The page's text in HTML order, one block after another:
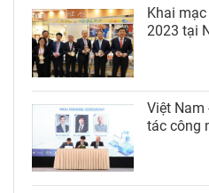
Khai
2023 tại
Việt Nam
tác công